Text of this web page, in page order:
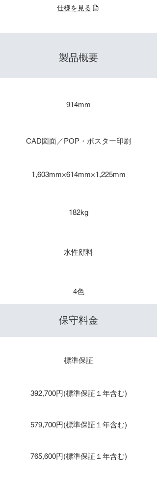
仕様を見る
製品概要
914mm
CAD図面／POP・ポスター印刷
1,603mm×614mm×1,225mm
182kg
水性顔料
4色
​保守料金
標準保証
392,700円(標準保証１年含む)
579,700円(標準保証１年含む)
765,600円(標準保証１年含む)